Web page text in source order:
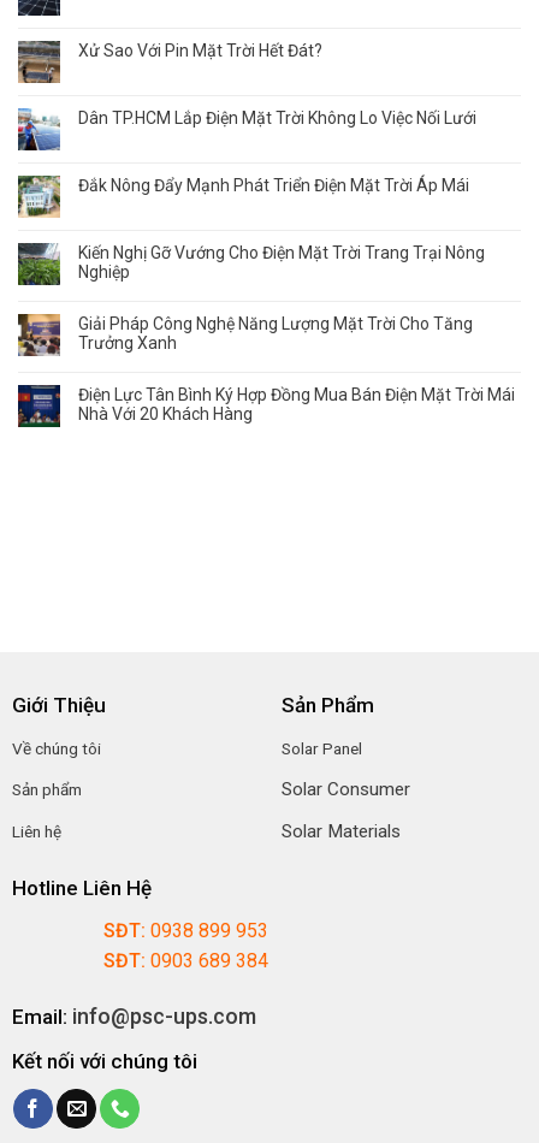
Xử Sao Với Pin Mặt Trời Hết Đát?
Dân TP.HCM Lắp Điện Mặt Trời Không Lo Việc Nối Lưới
Đắk Nông Đẩy Mạnh Phát Triển Điện Mặt Trời Áp Mái
Kiến Nghị Gỡ Vướng Cho Điện Mặt Trời Trang Trại Nông
Nghiệp
Giải Pháp Công Nghệ Năng Lượng Mặt Trời Cho Tăng
Trưởng Xanh
Điện Lực Tân Bình Ký Hợp Đồng Mua Bán Điện Mặt Trời Mái
Nhà Với 20 Khách Hàng
Giới Thiệu
Về chúng tôi
Sản phẩm
Liên hệ
Sản Phẩm
Solar Panel
Solar Consumer
Solar Materials
Hotline Liên Hệ
SĐT: 0938 899 953
SĐT: 0903 689 384
Email: info@psc-ups.com
Kết nối với chúng tôi